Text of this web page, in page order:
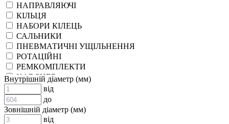
НАПРАВЛЯЮЧІ
КІЛЬЦЯ
НАБОРИ КІЛЕЦЬ
САЛЬНИКИ
ПНЕВМАТИЧНІ УЩІЛЬНЕННЯ
РОТАЦІЙНІ
РЕМКОМПЛЕКТИ
KARCHER
EPDM
СПЕЦІАЛЬНІ
ВСТАВКИ МУФТ (ЗІРОЧКИ)
ГІДРАВЛІКА
Внутрішній діаметр (мм)
від
до
Зовнішній діаметр (мм)
від